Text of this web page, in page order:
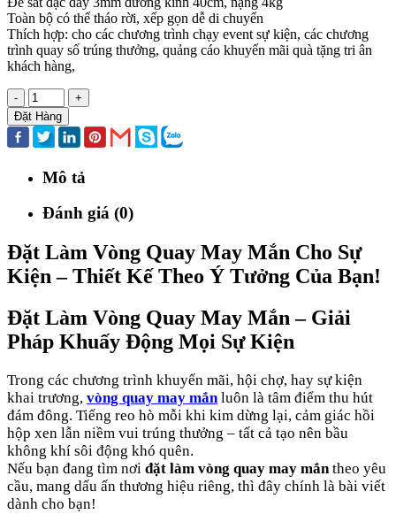
Toàn bộ có thể tháo rời, xếp gọn dễ di chuyển
Thích hợp: cho các chương trình chạy event sự kiện, các chương
trình quay số trúng thưởng, quảng cáo khuyến mãi quà tặng tri ân
khách hàng,
-
+
Đặt Hàng
Mô tả
Đánh giá (0)
Đặt Làm Vòng Quay May Mắn Cho Sự
Kiện – Thiết Kế Theo Ý Tưởng Của Bạn!
Đặt Làm Vòng Quay May Mắn – Giải
Pháp Khuấy Động Mọi Sự Kiện
Trong các chương trình khuyến mãi, hội chợ, hay sự kiện
khai trương, vòng quay may mắnluôn là tâm điểm thu hút
đám đông. Tiếng reo hò mỗi khi kim dừng lại, cảm giác hồi
hộp xen lẫn niềm vui trúng thưởng – tất cả tạo nên bầu
không khí sôi động khó quên.
Nếu bạn đang tìm nơi đặt làm vòng quay may mắntheo yêu
cầu, mang dấu ấn thương hiệu riêng, thì đây chính là bài viết
dành cho bạn!